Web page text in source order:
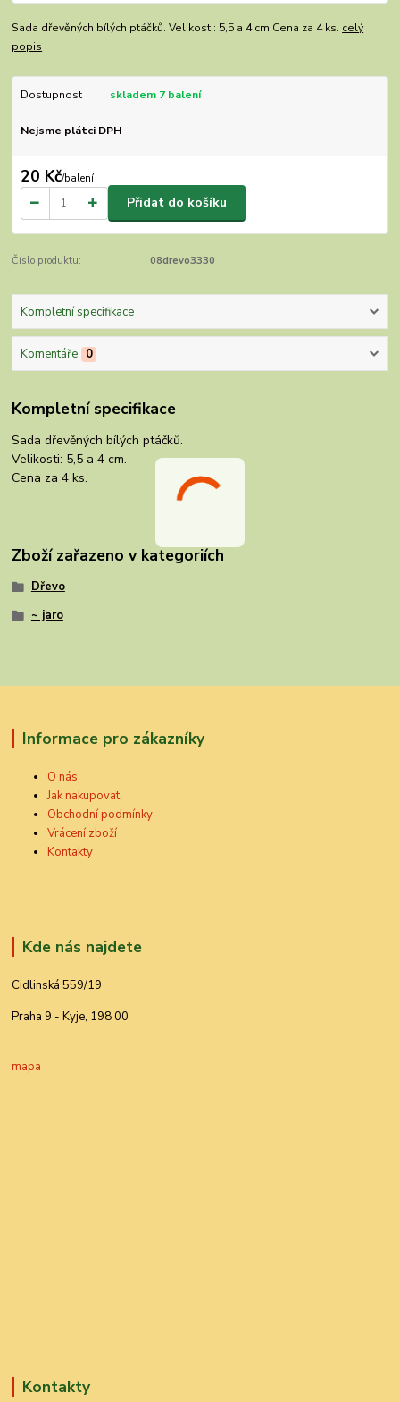
Sada dřevěných bílých ptáčků. Velikosti: 5,5 a 4 cm.Cena za 4 ks. celý
popis
Dostupnost skladem 7 balení
Nejsme plátci DPH
20 Kč/balení
Přidat do košíku
Číslo produktu: 08drevo3330
Kompletní specifikace
Komentáře 0
Kompletní specifikace
Sada dřevěných bílých ptáčků.
Velikosti: 5,5 a 4 cm.
Cena za 4 ks.
Zboží zařazeno v kategoriích
Dřevo
~ jaro
Informace pro zákazníky
O nás
Jak nakupovat
Obchodní podmínky
Vrácení zboží
Kontakty
Kde nás najdete
Cidlinská 559/19
Praha 9 - Kyje, 198 00
mapa
Kontakty